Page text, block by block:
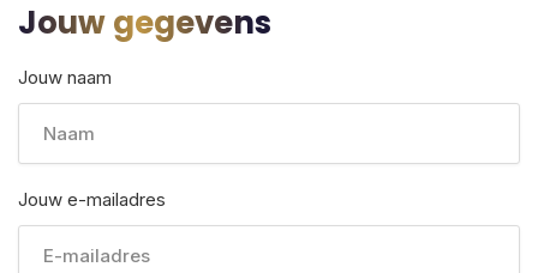
Jouw gegevens
Jouw naam
Jouw e-mailadres